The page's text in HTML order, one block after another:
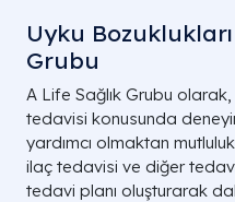
Uyku
Grubu
A Life Sağlık Grubu olarak,
tedavisi konusunda
yardımcı olmaktan
ilaç tedavisi ve diğer
tedavi planı oluşturarak